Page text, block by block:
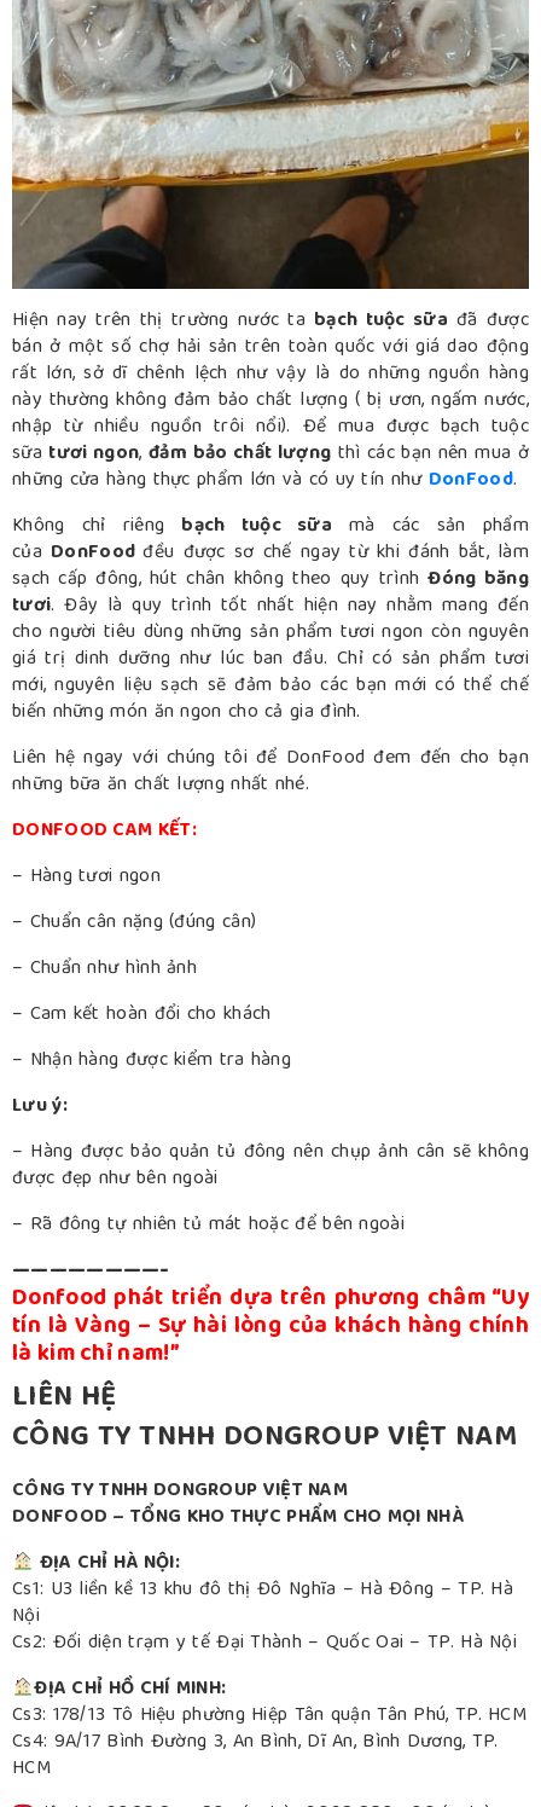
Hiện nay trên thị trường nước ta bạch tuộc sữa đã được
bán ở một số chợ hải sản trên toàn quốc với giá dao động
rất lớn, sở dĩ chênh lệch như vậy là do những nguồn hàng
này thường không đảm bảo chất lượng ( bị ươn, ngấm nước,
nhập từ nhiều nguồn trôi nổi). Để mua được bạch tuộc
sữa tươi ngon,đảm bảo chất lượng thì các bạn nên mua ở
những cửa hàng thực phẩm lớn và có uy tín như DonFood.
Không chỉ riêng bạch tuộc sữa mà các sản phẩm
của DonFoodđều được sơ chế ngay từ khi đánh bắt, làm
sạch cấp đông, hút chân không theo quy trìnhĐóng băng
tươi. Đây là quy trình tốt nhất hiện nay nhằm mang đến
cho người tiêu dùng những sản phẩm tươi ngon còn nguyên
giá trị dinh dưỡng như lúc ban đầu. Chỉ có sản phẩm tươi
mới, nguyên liệu sạch sẽ đảm bảo các bạn mới có thể chế
biến những món ăn ngon cho cả gia đình.
Liên hệ ngay với chúng tôi để DonFood đem đến cho bạn
những bữa ăn chất lượng nhất nhé.
DONFOOD CAM KẾT:
– Hàng tươi ngon
– Chuẩn cân nặng (đúng cân)
– Chuẩn như hình ảnh
– Cam kết hoàn đổi cho khách
– Nhận hàng được kiểm tra hàng
Lưu ý:
– Hàng được bảo quản tủ đông nên chụp ảnh cân sẽ không
được đẹp như bên ngoài
– Rã đông tự nhiên tủ mát hoặc để bên ngoài
————————-
Donfood phát triển dựa trên phương châm “Uy
tín là Vàng – Sự hài lòng của khách hàng chính
là kim chỉ nam!”
LIÊN HỆ
CÔNG TY TNHH DONGROUP VIỆT NAM
CÔNG TY TNHH DONGROUP VIỆT NAM
DONFOOD – TỔNG KHO THỰC PHẨM CHO MỌI NHÀ
ĐỊA CHỈ HÀ NỘI:
Cs1: U3 liền kề 13 khu đô thị Đô Nghĩa – Hà Đông – TP. Hà
Nội
Cs2: Đối diện trạm y tế Đại Thành – Quốc Oai – TP. Hà Nội
ĐỊA CHỈ HỒ CHÍ MINH:
Cs3: 178/13 Tô Hiệu phường Hiệp Tân quận Tân Phú, TP. HCM
Cs4: 9A/17 Bình Đường 3, An Bình, Dĩ An, Bình Dương, TP.
HCM